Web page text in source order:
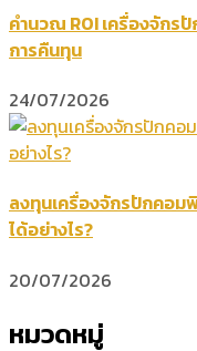
คำนวณ ROI เครื่องจักร
การคืนทุน
24/07/2026
ลงทุนเครื่องจักรปักคอม
ได้อย่างไร?
20/07/2026
หมวดหมู่